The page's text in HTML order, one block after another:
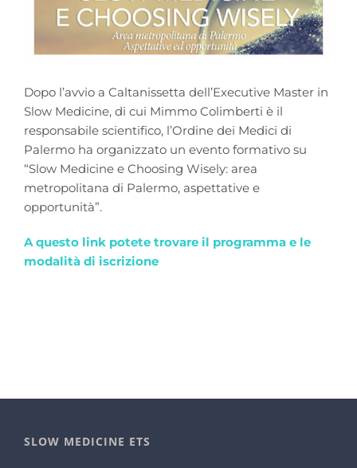
Dopo l’avvio a Caltanissetta dell’Executive Master in
Slow Medicine, di cui Mimmo Colimberti è il
responsabile scientifico, l’Ordine dei Medici di
Palermo ha organizzato un evento formativo su
“Slow Medicine e Choosing Wisely: area
metropolitana di Palermo, aspettative e
opportunità”.
A questo link potete trovare il programma e le
modalità di iscrizione
SLOW MEDICINE ETS